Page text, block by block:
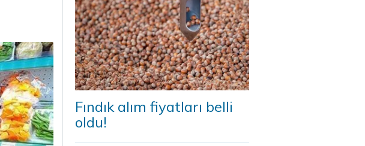
Fındık alım fiyatları belli
oldu!